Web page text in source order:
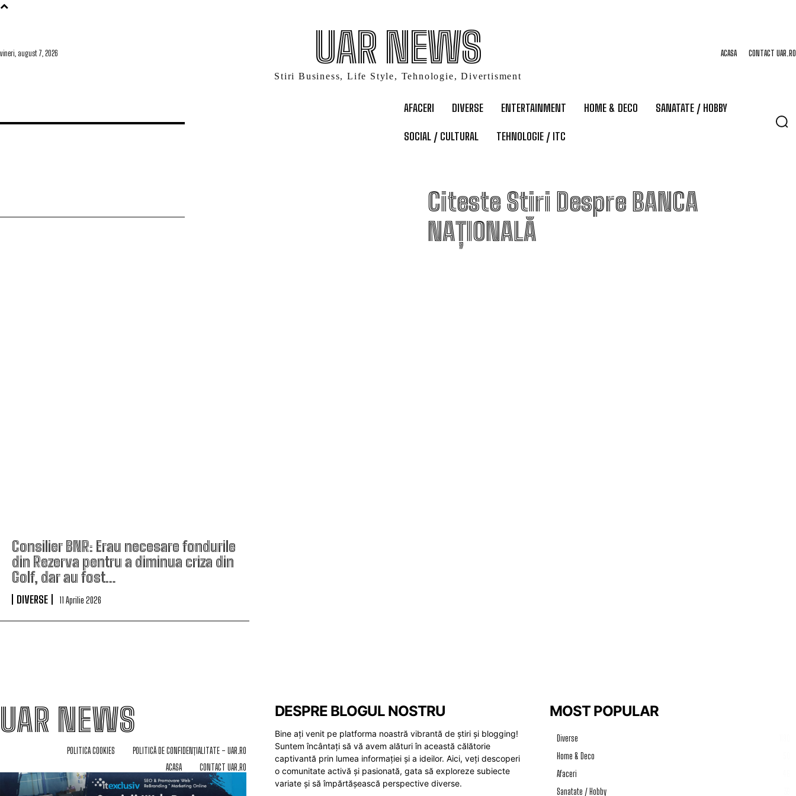
vineri, august 7, 2026 UAR NEWS
Stiri Business, Life Style, Tehnologie, Divertisment
ACASA CONTACT UAR.RO
AFACERI DIVERSE ENTERTAINMENT HOME & DECO SANATATE / HOBBY
SOCIAL / CULTURAL TEHNOLOGIE / ITC
Citeste Stiri Despre BANCA
NAȚIONALĂ
B
Consilier BNR: Erau necesare fondurile
din Rezerva pentru a diminua criza din
Golf, dar au fost…
DIVERSE 11 Aprilie 2026
UAR NEWS
POLITICA COOKIES
POLITICĂ DE CONFIDENȚIALITATE – UAR.RO
ACASA
CONTACT UAR.RO
DESPRE BLOGUL NOSTRU
Bine ați venit pe platforma noastră vibrantă de știri și blogging!
Suntem încântați să vă avem alături în această călătorie
captivantă prin lumea informației și a ideilor. Aici, veți descoperi
o comunitate activă și pasionată, gata să exploreze subiecte
variate și să împărtășească perspective diverse.
MOST POPULAR
Diverse
Home & Deco
Afaceri
Sanatate / Hobby